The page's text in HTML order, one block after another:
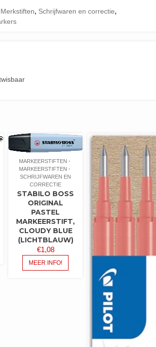
Merkstiften, Schrijfwaren en correctie,
MARKEERSTIFTEN
MARKEERSTIFTEN
SCHRIJFWAREN EN
CORRECTIE
STABILO BOSS
ORIGINAL
PASTEL
MARKEERSTIFT,
CLOUDY BLUE
(LICHTBLAUW)
€1,08
MEER INFO!